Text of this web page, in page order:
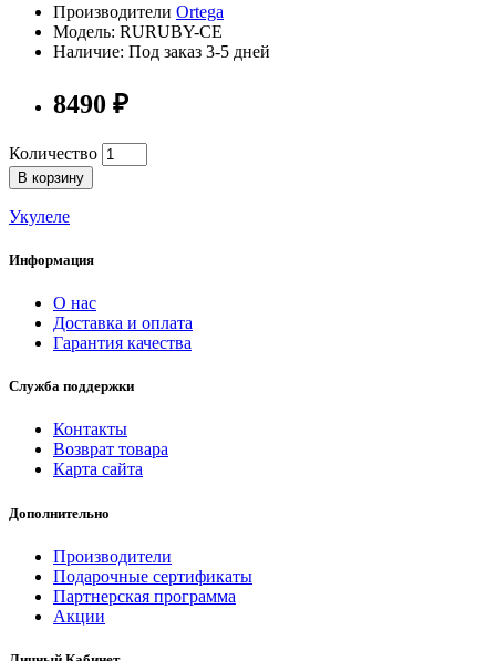
Производители Ortega
Модель: RURUBY-CE
Наличие: Под заказ 3-5 дней
8490 ₽
Количество
В корзину
Укулеле
Информация
О нас
Доставка и оплата
Гарантия качества
Служба поддержки
Контакты
Возврат товара
Карта сайта
Дополнительно
Производители
Подарочные сертификаты
Партнерская программа
Акции